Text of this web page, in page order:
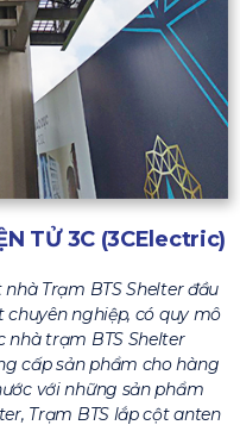
TỬ 3C (3CElectric)
Trạm BTS Shelter đầu
nghiệp, có quy mô
nhà trạm BTS Shelter
cấp sản phẩm cho hàng
với những sản phẩm
Trạm BTS lắp cột anten